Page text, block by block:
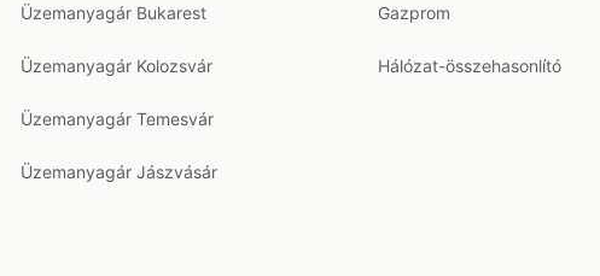
Üzemanyagár Bukarest
Üzemanyagár Kolozsvár
Üzemanyagár Temesvár
Üzemanyagár Jászvásár
Gazprom
Hálózat-összehasonlító